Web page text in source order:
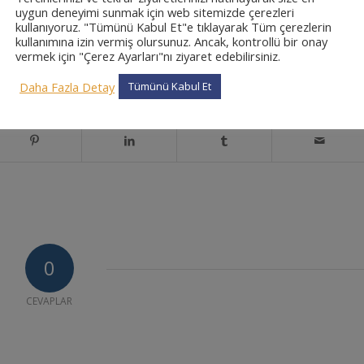
için tıklayınız
0
CEVAPLAR
uygun deneyimi sunmak için web sitemizde çerezleri
kullanıyoruz. "Tümünü Kabul Et"e tıklayarak Tüm çerezlerin
kullanımına izin vermiş olursunuz. Ancak, kontrollü bir onay
vermek için "Çerez Ayarları"nı ziyaret edebilirsiniz.
Daha Fazla Detay
Tümünü Kabul Et